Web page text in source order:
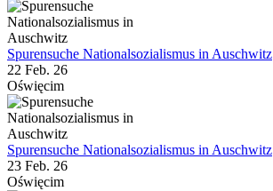
Spurensuche Nationalsozialismus in Auschwitz
22 Feb. 26
Oświęcim
Spurensuche Nationalsozialismus in Auschwitz
23 Feb. 26
Oświęcim